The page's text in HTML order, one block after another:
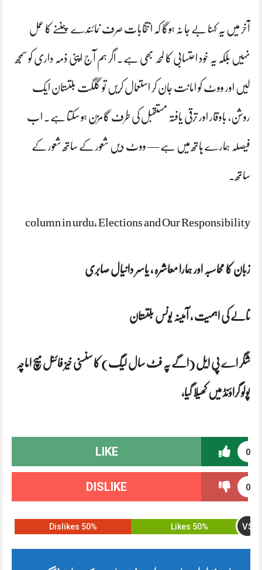
آخر میں یہ کہنا بے جا نہ ہوگا کہ انتخابات صرف نمائندے چننے کا عمل
نہیں بلکہ یہ خود احتسابی کا لمحہ بھی ہے۔ اگر ہم آج اپنی ذمہ داری کو سمجھ
لیں اور ووٹ کو امانت جان کر استعمال کریں تو گلگت بلتستان ایک
روشن، باوقار اور ترقی یافتہ مستقبل کی طرف گامزن ہو سکتا ہے۔ اب
فیصلہ ہمارے ہاتھ میں ہے — ووٹ دیں شعور کے ساتھ شعور کے
ساتھ۔
column in urdu, Elections and Our Responsibility
زبان کا محاسبہ اور ہمارا معاشرہ ، یاسر دانیال صابری
تالے کی اہمیت ، آمینہ یونس بلتستان
شگر اے پی ایل (اگے پہ فٹ سال لیگ) کا سنسنی خیز فائنل میچ اماچہ
پولو گراؤنڈ میں کھیلا گیا،
0
LIKE
0
DISLIKE
50% Likes VS
50% Dislikes